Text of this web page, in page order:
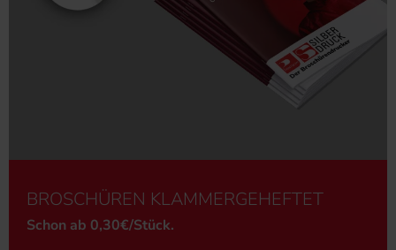
BROSCHÜREN KLAMMERGEHEFTET
Schon ab 0,30€/Stück.